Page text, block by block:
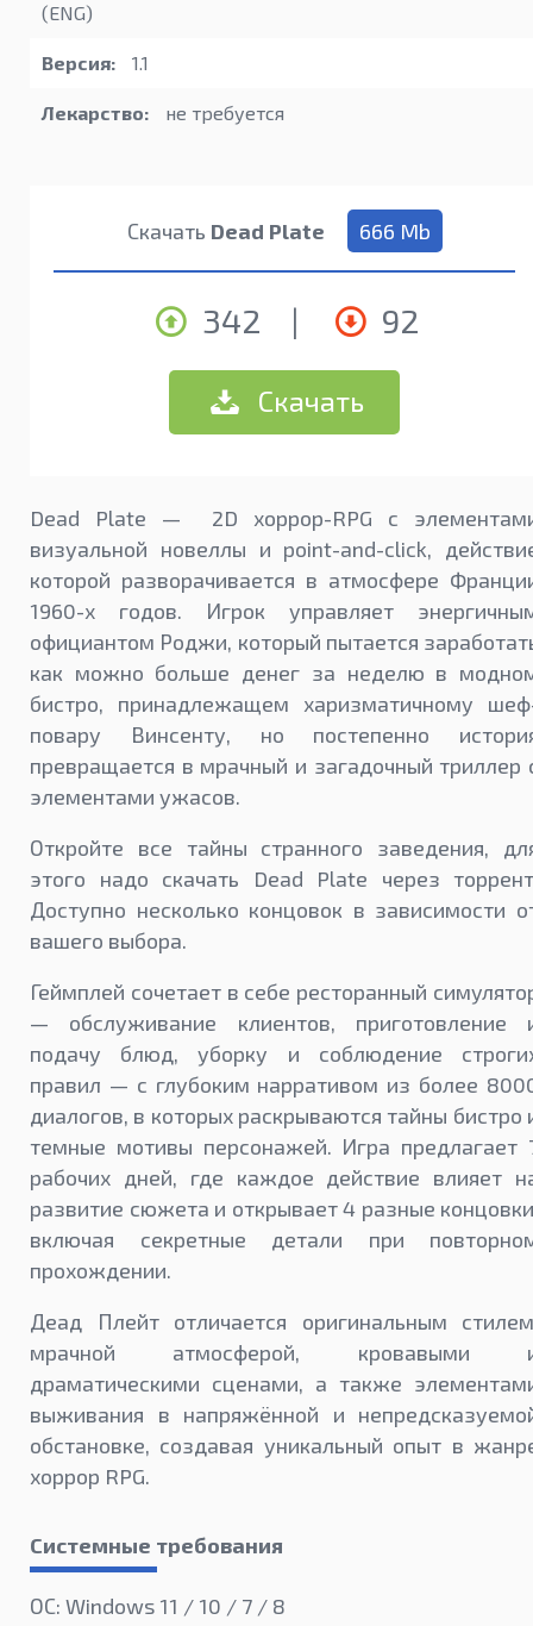
(ENG)
Версия: 1.1
Лекарство: не требуется
Скачать Dead Plate 666 Mb
342 | 92
Скачать
Dead Plate — 2D хоррор-RPG с
визуальной новеллы и point-and-click,
которой разворачивается в атмосфере
1960-х годов. Игрок управляет
официантом Роджи, который пытается
как можно больше денег за неделю в
бистро, принадлежащем харизматичному
повару Винсенту, но постепенно
превращается в мрачный и загадочный триллер
элементами ужасов.
Откройте все тайны странного заведения,
этого надо скачать Dead Plate через
Доступно несколько концовок в зависимости
вашего выбора.
Геймплей сочетает в себе ресторанный
— обслуживание клиентов, приготовление
подачу блюд, уборку и соблюдение
правил — с глубоким нарративом из более
диалогов, в которых раскрываются тайны бистро
темные мотивы персонажей. Игра предлагает
рабочих дней, где каждое действие влияет
развитие сюжета и открывает 4 разные
включая секретные детали при
прохождении.
Деад Плейт отличается оригинальным
мрачной атмосферой, кровавыми
драматическими сценами, а также
выживания в напряжённой и
обстановке, создавая уникальный опыт в
хоррор RPG.
Системные требования
ОС: Windows 11 / 10 / 7 / 8